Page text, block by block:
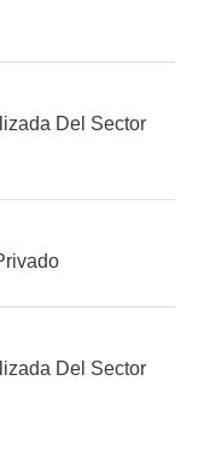
Del Sector
Del Sector